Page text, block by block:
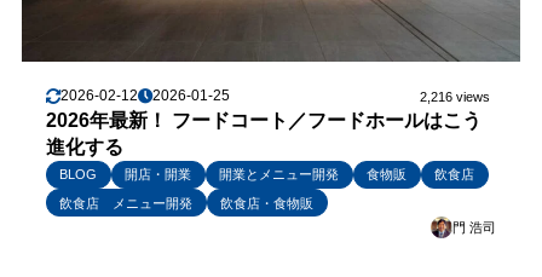
2026-02-12 2026-01-25 2,216 views
2026年最新！ フードコート／フードホールはこう
進化する
BLOG 開店・開業 開業とメニュー開発 食物販
飲食店
飲食店 メニュー開発
飲食店・食物販
門 浩司